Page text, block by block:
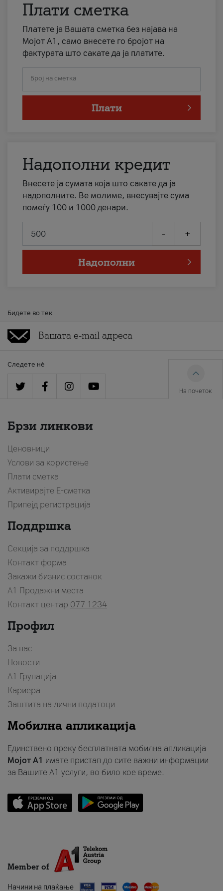
Плати сметка
Платете ја Вашата сметка без најава на
Мојот А1, само внесете го бројот на
фактурата што сакате да ја платите.
Број на сметка
Плати
Надополни кредит
Внесете ја сумата која што сакате да ја
надополните. Ве молиме, внесувајте сума
помеѓу 100 и 1000 денари.
- +
Надополни
Бидете во тек
Следете нè
На почеток
Брзи линкови
Ценовници
Услови за користење
Плати сметка
Активирајте Е-сметка
Припејд регистрација
Поддршка
Секција за поддршка
Контакт форма
Закажи бизнис состанок
A1 Продажни места
Контакт центар 077 1234
Профил
За нас
Новости
А1 Групација
Кариера
Заштита на лични податоци
Мобилна апликација
Единствено преку бесплатната мобилна апликација
Мојот A1 имате пристап до сите важни информации
за Вашите A1 услуги, во било кое време.
Member of
Начини на плаќање